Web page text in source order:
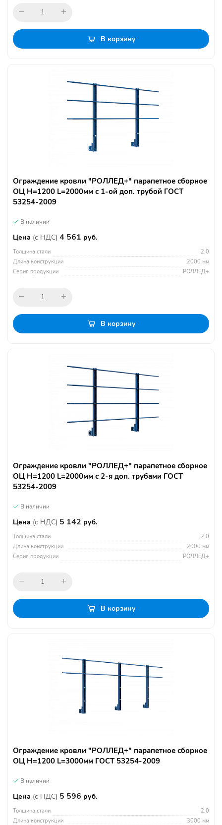
В корзину
Ограждение кровли "РОЛЛЕД+" парапетное сборное
ОЦ H=1200 L=2000мм с 1-ой доп. трубой ГОСТ
53254-2009
В наличии
Цена (с НДС) 4 561 руб.
Толщина стали
2,0
Длина конструкции
2000 мм
Серия продукции
РОЛЛЕД+
В корзину
Ограждение кровли "РОЛЛЕД+" парапетное сборное
ОЦ H=1200 L=2000мм с 2-я доп. трубами ГОСТ
53254-2009
В наличии
Цена (с НДС) 5 142 руб.
Толщина стали
2,0
Длина конструкции
2000 мм
Серия продукции
РОЛЛЕД+
В корзину
Ограждение кровли "РОЛЛЕД+" парапетное сборное
ОЦ H=1200 L=3000мм ГОСТ 53254-2009
В наличии
Цена (с НДС) 5 596 руб.
Толщина стали
2,0
Длина конструкции
3000 мм